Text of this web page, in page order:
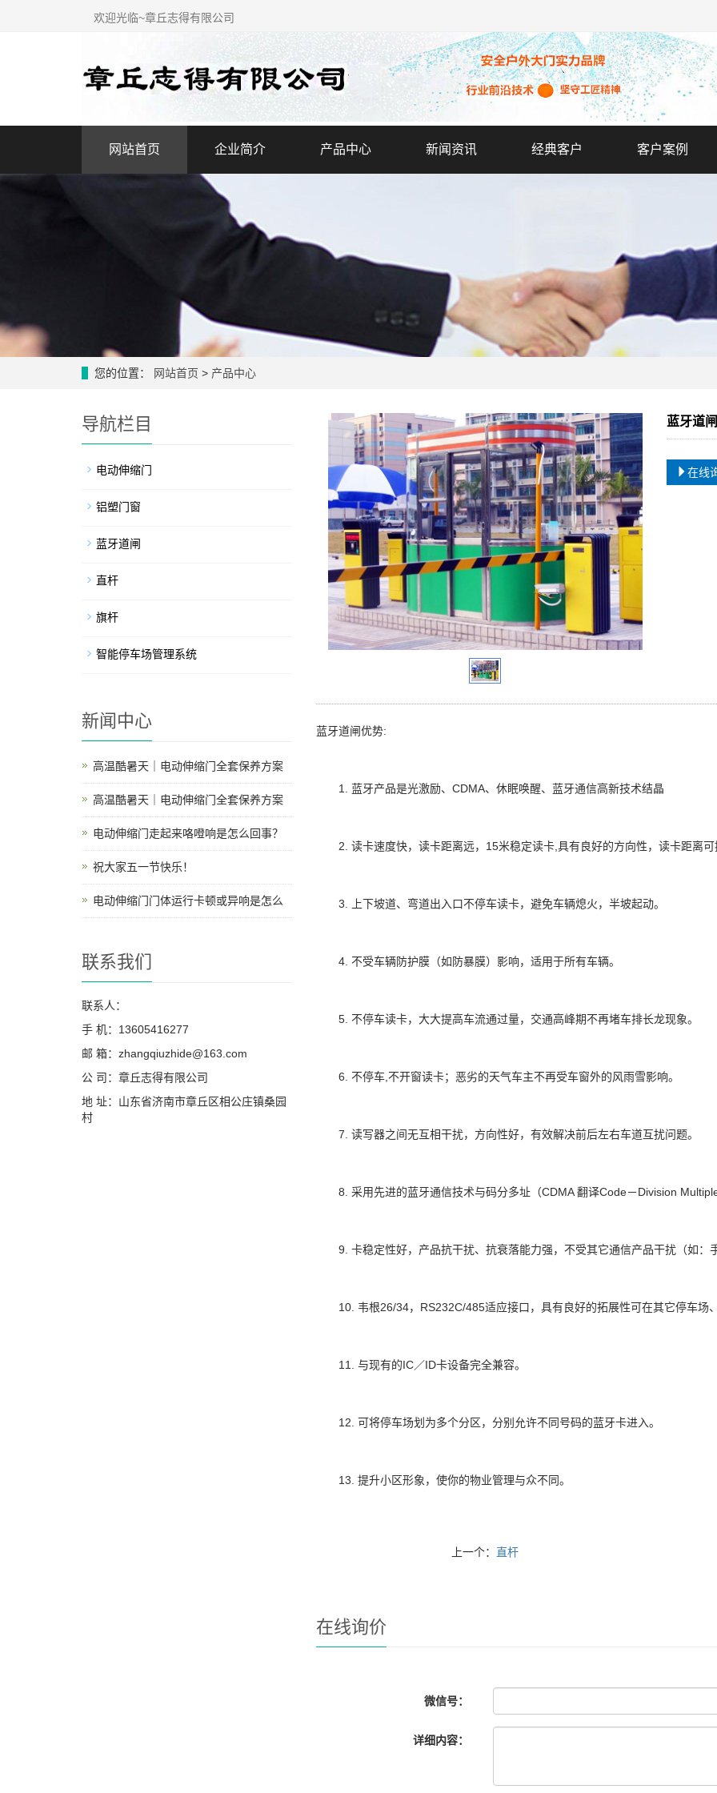
欢迎光临~章丘志得有限公司
网站首页 企业简介 产品中心 新闻资讯 经典客户 客户案例
您的位置： 网站首页 > 产品中心
蓝牙道
在线
蓝牙道闸优势:
1. 蓝牙产品是光激励、CDMA、休眠唤醒、蓝牙通信高新技术结晶
2. 读卡速度快，读卡距离远，15米稳定读卡,具有良好的方向性，读卡距离可
3. 上下坡道、弯道出入口不停车读卡，避免车辆熄火，半坡起动。
4. 不受车辆防护膜（如防暴膜）影响，适用于所有车辆。
5. 不停车读卡，大大提高车流通过量，交通高峰期不再堵车排长龙现象。
6. 不停车,不开窗读卡；恶劣的天气车主不再受车窗外的风雨雪影响。
7. 读写器之间无互相干扰，方向性好，有效解决前后左右车道互扰问题。
8. 采用先进的蓝牙通信技术与码分多址（CDMA 翻译Code－Division
9. 卡稳定性好，产品抗干扰、抗衰落能力强，不受其它通信产品干扰（如：
10. 韦根26/34，RS232C/485适应接口，具有良好的拓展性可在其它停车场
11. 与现有的IC／ID卡设备完全兼容。
12. 可将停车场划为多个分区，分别允许不同号码的蓝牙卡进入。
13. 提升小区形象，使你的物业管理与众不同。
上一个： 直杆
在线询价
微信号：
详细内容：
导航栏目
电动伸缩门
铝塑门窗
蓝牙道闸
直杆
旗杆
智能停车场管理系统
新闻中心
高温酷暑天｜电动伸缩门全套保养方案
高温酷暑天｜电动伸缩门全套保养方案
电动伸缩门走起来咯噔响是怎么回事？
祝大家五一节快乐！
电动伸缩门门体运行卡顿或异响是怎么
联系我们
联系人：
手 机：13605416277
邮 箱：zhangqiuzhide@163.com
公 司：章丘志得有限公司
地 址：山东省济南市章丘区相公庄镇桑园
村